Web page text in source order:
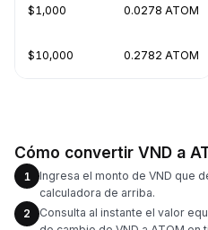
$1,000 0.0278 ATOM
$10,000 0.2782 ATOM
Cómo convertir VND a
1
Ingresa el monto de VND que
calculadora de arriba.
2
Consulta al instante el valor